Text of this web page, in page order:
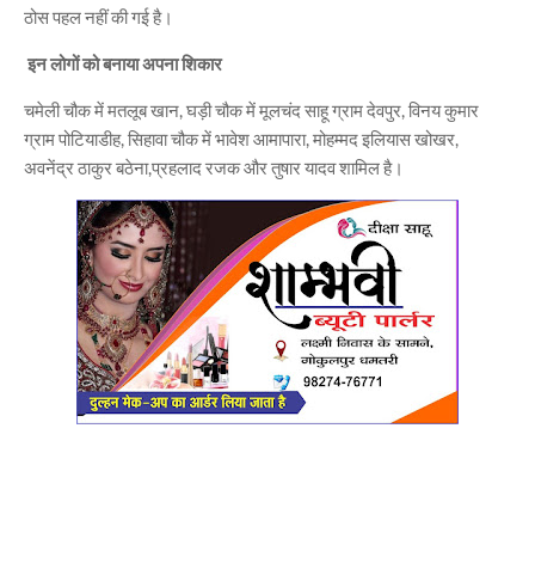
ठोस पहल नहीं की गई है।
इन लोगों को बनाया अपना शिकार
चमेली चौक में मतलूब खान, घड़ी चौक में मूलचंद साहू ग्राम देवपुर, विनय कुमार
ग्राम पोटियाडीह, सिहावा चौक में भावेश आमापारा, मोहम्मद इलियास खोखर,
अवनेंद्र ठाकुर बठेना,प्रहलाद रजक और तुषार यादव शामिल है।